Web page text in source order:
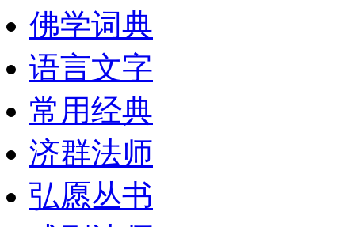
佛学词典
语言文字
常用经典
济群法师
弘愿丛书